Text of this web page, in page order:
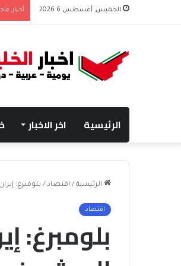
الخميس, أغسطس 6 2026 أخبار
الرئيسية اخر الاخبار
الرئيسية / اقتصاد / بلومبرغ:
اقتصاد
بلومبرغ: